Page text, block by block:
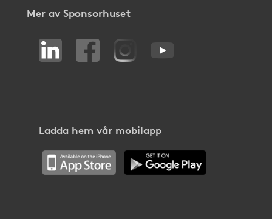
Mer av Sponsorhuset
Ladda hem vår mobilapp